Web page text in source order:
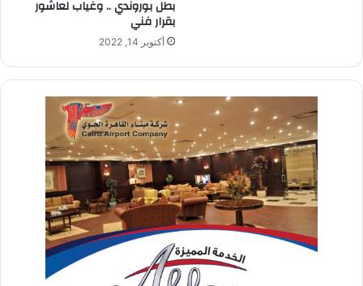
بطل بوروندي .. وغياب لعاشور
بقرار فني
أكتوبر 14, 2022